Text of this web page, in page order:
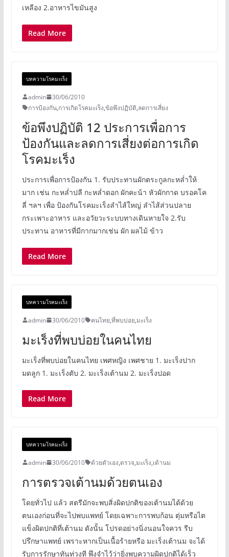
เหลือง 2.อาหารไขมันสูง
Read More
บทความโรคมะเร็ง
admin
30/06/2010
การป้องกัน,การเกิดโรคมะเร็ง,ข้อพึงปฏิบัติ,ลดการเสี่ยง
ข้อพึงปฏิบัติ 12 ประการเพื่อการ
ป้องกันและลดการเสี่ยงต่อการเกิด
โรคมะเร็ง
ประการเพื่อการป้องกัน 1. รับประทานผักตระกูลกะหล่ำให้
มาก เช่น กะหล่ำปลี กะหล่ำดอก ผักคะน้า หัวผักกาด บรอคโค
ลี่ ฯลฯ เพื่อ ป้องกันโรคมะเร็งลำไส้ใหญ่ ลำไส้ส่วนปลาย
กระเพาะอาหาร และอวัยวะระบบทางเดินหายใจ 2.รับ
ประทาน อาหารที่มีกากมากเช่น ผัก ผลไม้ ข้าว
Read More
บทความโรคมะเร็ง
admin 30/06/2010 คนไทย,ที่พบบ่อย,มะเร็ง
มะเร็งที่พบบ่อยในคนไทย
มะเร็งที่พบบ่อยในคนไทย เพศหญิง เพศชาย 1. มะเร็งปาก
มดลูก 1. มะเร็งตับ 2. มะเร็งเต้านม 2. มะเร็งปอด
Read More
บทความโรคมะเร็ง
admin 30/06/2010 ด้วยตัวเอง,ตรวจ,มะเร็ง,เต้านม
การตรวจเต้านมด้วยตนเอง
โดยทั่วไป แล้ว สตรีมักจะพบสิ่งผิดปกติของเต้านมได้ด้วย
ตนเองก่อนที่จะไปพบแพทย์ โดยเฉพาะการพบก้อน ตุ่มหรือไต
แข็งผิดปกติที่เต้านม ดังนั้น โปรดอย่างนิ่งนอนใจควร รีบ
ปรึกษาแพทย์ เพราะหากเป็นเนื้อร้ายหรือ มะเร็งเต้านม จะได้
รับการรักษาทันท่วงที พึงจำไว้ว่ายิ่งพบความผิดปกติได้เร็ว